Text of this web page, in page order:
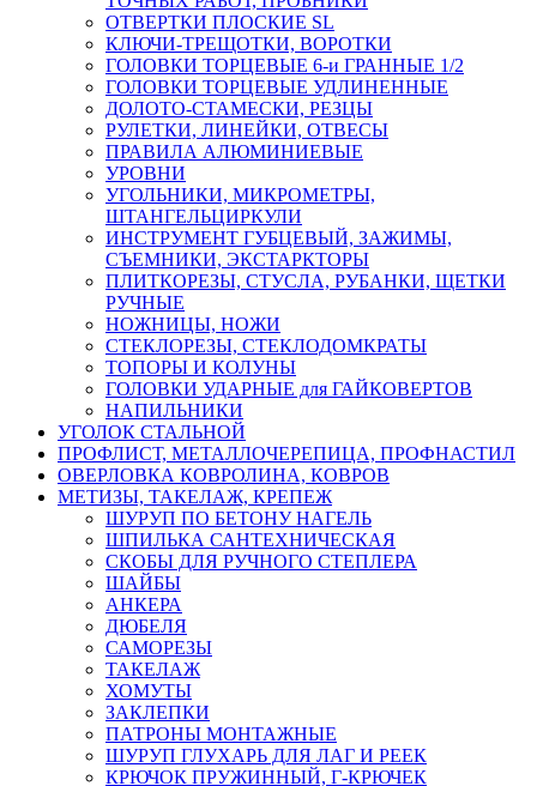
ОТВЕРТКИ ПЛОСКИЕ SL
КЛЮЧИ-ТРЕЩОТКИ, ВОРОТКИ
ГОЛОВКИ ТОРЦЕВЫЕ 6-и ГРАННЫЕ 1/2
ГОЛОВКИ ТОРЦЕВЫЕ УДЛИНЕННЫЕ
ДОЛОТО-СТАМЕСКИ, РЕЗЦЫ
РУЛЕТКИ, ЛИНЕЙКИ, ОТВЕСЫ
ПРАВИЛА АЛЮМИНИЕВЫЕ
УРОВНИ
УГОЛЬНИКИ, МИКРОМЕТРЫ,
ШТАНГЕЛЬЦИРКУЛИ
ИНСТРУМЕНТ ГУБЦЕВЫЙ, ЗАЖИМЫ,
СЪЕМНИКИ, ЭКСТАРКТОРЫ
ПЛИТКОРЕЗЫ, СТУСЛА, РУБАНКИ, ЩЕТКИ
РУЧНЫЕ
НОЖНИЦЫ, НОЖИ
СТЕКЛОРЕЗЫ, СТЕКЛОДОМКРАТЫ
ТОПОРЫ И КОЛУНЫ
ГОЛОВКИ УДАРНЫЕ для ГАЙКОВЕРТОВ
НАПИЛЬНИКИ
УГОЛОК СТАЛЬНОЙ
ПРОФЛИСТ, МЕТАЛЛОЧЕРЕПИЦА, ПРОФНАСТИЛ
ОВЕРЛОВКА КОВРОЛИНА, КОВРОВ
МЕТИЗЫ, ТАКЕЛАЖ, КРЕПЕЖ
ШУРУП ПО БЕТОНУ НАГЕЛЬ
ШПИЛЬКА САНТЕХНИЧЕСКАЯ
СКОБЫ ДЛЯ РУЧНОГО СТЕПЛЕРА
ШАЙБЫ
АНКЕРА
ДЮБЕЛЯ
САМОРЕЗЫ
ТАКЕЛАЖ
ХОМУТЫ
ЗАКЛЕПКИ
ПАТРОНЫ МОНТАЖНЫЕ
ШУРУП ГЛУХАРЬ ДЛЯ ЛАГ И РЕЕК
КРЮЧОК ПРУЖИННЫЙ, Г-КРЮЧЕК